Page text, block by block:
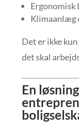
Ergonomisk
Klimaanlæg
Det er ikke
det skal
En